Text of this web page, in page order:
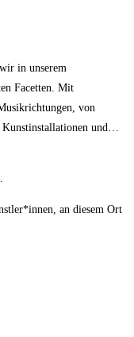
in unserem
Facetten. Mit
von
und…
an diesem Ort